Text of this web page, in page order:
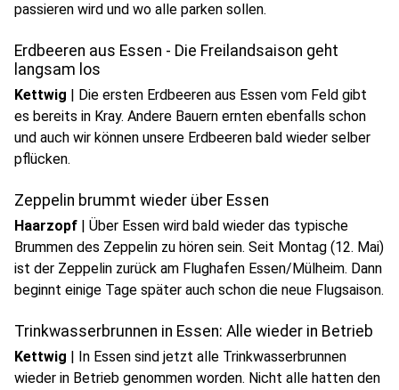
passieren wird und wo alle parken sollen.
Erdbeeren aus Essen - Die Freilandsaison geht
langsam los
Kettwig | Die ersten Erdbeeren aus Essen vom Feld gibt
es bereits in Kray. Andere Bauern ernten ebenfalls schon
und auch wir können unsere Erdbeeren bald wieder selber
pflücken.
Zeppelin brummt wieder über Essen
Haarzopf | Über Essen wird bald wieder das typische
Brummen des Zeppelin zu hören sein. Seit Montag (12. Mai)
ist der Zeppelin zurück am Flughafen Essen/Mülheim. Dann
beginnt einige Tage später auch schon die neue Flugsaison.
Trinkwasserbrunnen in Essen: Alle wieder in Betrieb
Kettwig | In Essen sind jetzt alle Trinkwasserbrunnen
wieder in Betrieb genommen worden. Nicht alle hatten den